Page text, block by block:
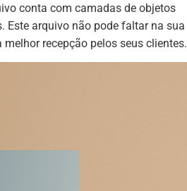
conta com camadas de objetos
Este arquivo não pode faltar na sua
recepção pelos seus clientes.